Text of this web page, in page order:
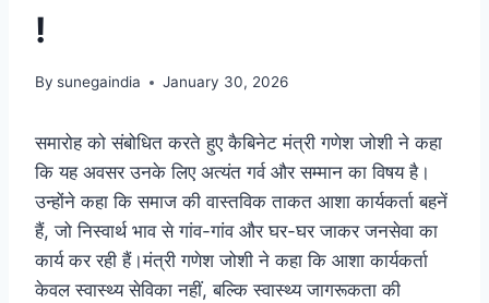
!
By sunegaindia January 30, 2026
समारोह को संबोधित करते हुए कैबिनेट मंत्री गणेश जोशी ने कहा
कि यह अवसर उनके लिए अत्यंत गर्व और सम्मान का विषय है।
उन्होंने कहा कि समाज की वास्तविक ताकत आशा कार्यकर्ता बहनें
हैं, जो निस्वार्थ भाव से गांव-गांव और घर-घर जाकर जनसेवा का
कार्य कर रही हैं।मंत्री गणेश जोशी ने कहा कि आशा कार्यकर्ता
केवल स्वास्थ्य सेविका नहीं, बल्कि स्वास्थ्य जागरूकता की